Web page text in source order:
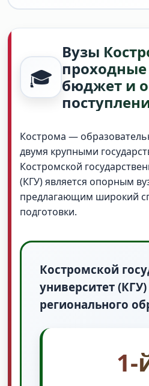
🎓
Вузы
бюджет и
Кострома —
двумя крупными
Костромской
(КГУ) является опорным
предлагающим широкий
подготовки.
Костромской
университет
регионального
1-